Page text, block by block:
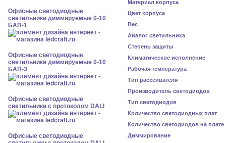
Офисные светодиодные
светильники диммируемые 0-10
БАП-1
Офисные светодиодные
светильники диммируемые 0-10
БАП-3
Офисные светодиодные
светильники с протоколом DALI
Офисные светодиодные
Материал корпуса
Цвет корпуса
Вес
Аналог светильника
Степень защиты
Климатическое исполнение
Рабочая температура
Тип рассеивателя
Производитель светодиодов
Тип светодиодов
Количество светодиодных плат
Количество светодиодов на плате
Диммирование